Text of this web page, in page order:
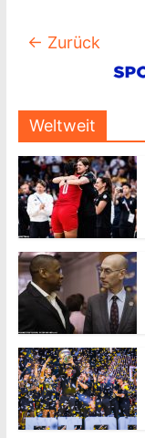
← Zurück
Weltweit